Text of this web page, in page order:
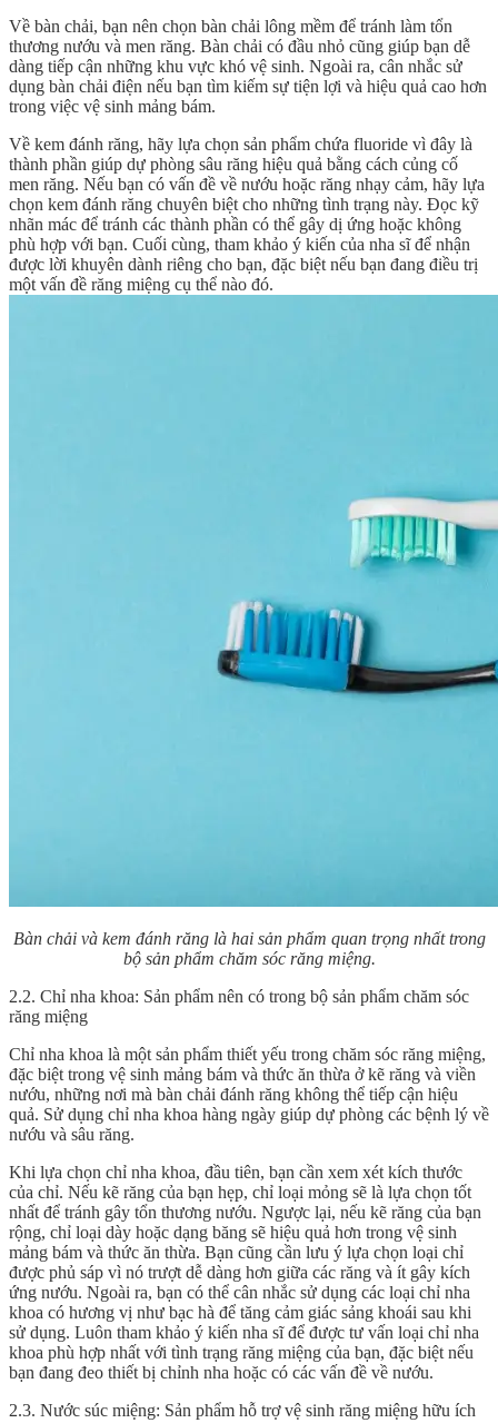
Về bàn chải, bạn nên chọn bàn chải lông mềm để tránh làm tổn
thương nướu và men răng. Bàn chải có đầu nhỏ cũng giúp bạn dễ
dàng tiếp cận những khu vực khó vệ sinh. Ngoài ra, cân nhắc sử
dụng bàn chải điện nếu bạn tìm kiếm sự tiện lợi và hiệu quả cao hơn
trong việc vệ sinh mảng bám.
Về kem đánh răng, hãy lựa chọn sản phẩm chứa fluoride vì đây là
thành phần giúp dự phòng sâu răng hiệu quả bằng cách củng cố
men răng. Nếu bạn có vấn đề về nướu hoặc răng nhạy cảm, hãy lựa
chọn kem đánh răng chuyên biệt cho những tình trạng này. Đọc kỹ
nhãn mác để tránh các thành phần có thể gây dị ứng hoặc không
phù hợp với bạn. Cuối cùng, tham khảo ý kiến của nha sĩ để nhận
được lời khuyên dành riêng cho bạn, đặc biệt nếu bạn đang điều trị
một vấn đề răng miệng cụ thể nào đó.
Bàn chải và kem đánh răng là hai sản phẩm quan trọng nhất trong
bộ sản phẩm chăm sóc răng miệng.
2.2. Chỉ nha khoa: Sản phẩm nên có trong bộ sản phẩm chăm sóc
răng miệng
Chỉ nha khoa là một sản phẩm thiết yếu trong chăm sóc răng miệng,
đặc biệt trong vệ sinh mảng bám và thức ăn thừa ở kẽ răng và viền
nướu, những nơi mà bàn chải đánh răng không thể tiếp cận hiệu
quả. Sử dụng chỉ nha khoa hàng ngày giúp dự phòng các bệnh lý về
nướu và sâu răng.
Khi lựa chọn chỉ nha khoa, đầu tiên, bạn cần xem xét kích thước
của chỉ. Nếu kẽ răng của bạn hẹp, chỉ loại mỏng sẽ là lựa chọn tốt
nhất để tránh gây tổn thương nướu. Ngược lại, nếu kẽ răng của bạn
rộng, chỉ loại dày hoặc dạng băng sẽ hiệu quả hơn trong vệ sinh
mảng bám và thức ăn thừa. Bạn cũng cần lưu ý lựa chọn loại chỉ
được phủ sáp vì nó trượt dễ dàng hơn giữa các răng và ít gây kích
ứng nướu. Ngoài ra, bạn có thể cân nhắc sử dụng các loại chỉ nha
khoa có hương vị như bạc hà để tăng cảm giác sảng khoái sau khi
sử dụng. Luôn tham khảo ý kiến nha sĩ để được tư vấn loại chỉ nha
khoa phù hợp nhất với tình trạng răng miệng của bạn, đặc biệt nếu
bạn đang đeo thiết bị chỉnh nha hoặc có các vấn đề về nướu.
2.3. Nước súc miệng: Sản phẩm hỗ trợ vệ sinh răng miệng hữu ích